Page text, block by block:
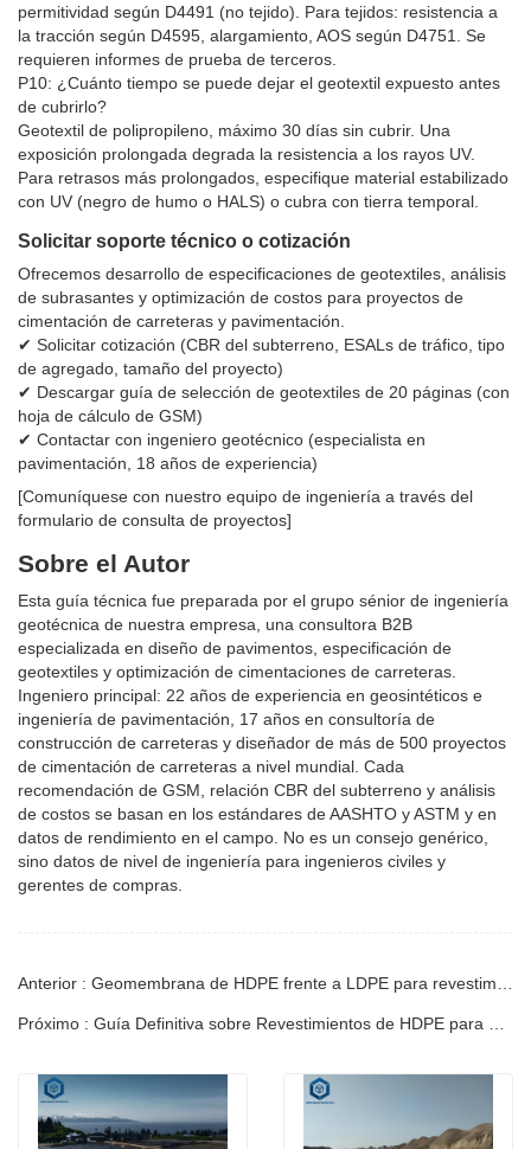
permitividad según D4491 (no tejido). Para tejidos: resistencia a
la tracción según D4595, alargamiento, AOS según D4751. Se
requieren informes de prueba de terceros.
P10: ¿Cuánto tiempo se puede dejar el geotextil expuesto antes
de cubrirlo?
Geotextil de polipropileno, máximo 30 días sin cubrir. Una
exposición prolongada degrada la resistencia a los rayos UV.
Para retrasos más prolongados, especifique material estabilizado
con UV (negro de humo o HALS) o cubra con tierra temporal.
Solicitar soporte técnico o cotización
Ofrecemos desarrollo de especificaciones de geotextiles, análisis
de subrasantes y optimización de costos para proyectos de
cimentación de carreteras y pavimentación.
✔ Solicitar cotización (CBR del subterreno, ESALs de tráfico, tipo
de agregado, tamaño del proyecto)
✔ Descargar guía de selección de geotextiles de 20 páginas (con
hoja de cálculo de GSM)
✔ Contactar con ingeniero geotécnico (especialista en
pavimentación, 18 años de experiencia)
[Comuníquese con nuestro equipo de ingeniería a través del
formulario de consulta de proyectos]
Sobre el Autor
Esta guía técnica fue preparada por el grupo sénior de ingeniería
geotécnica de nuestra empresa, una consultora B2B
especializada en diseño de pavimentos, especificación de
geotextiles y optimización de cimentaciones de carreteras.
Ingeniero principal: 22 años de experiencia en geosintéticos e
ingeniería de pavimentación, 17 años en consultoría de
construcción de carreteras y diseñador de más de 500 proyectos
de cimentación de carreteras a nivel mundial. Cada
recomendación de GSM, relación CBR del subterreno y análisis
de costos se basan en los estándares de AASHTO y ASTM y en
datos de rendimiento en el campo. No es un consejo genérico,
sino datos de nivel de ingeniería para ingenieros civiles y
gerentes de compras.